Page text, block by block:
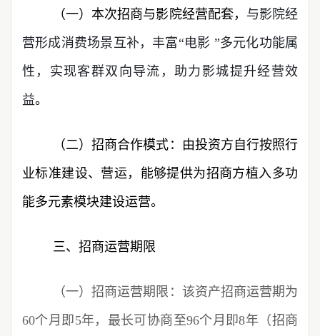
（一）本次招商与影院经营配套， 与影院经
营形成消费场景互补，丰富“电影 ”多元化功能属
性，实现客群双向导流，助力影城提升经营效
益。
（二）招商合作模式：由投资方自行按照行
业标准建设、营运，能够提供为招商方植入多功
能多元素模块建设运营。
三、招商运营期限
（一）招商运营期限：该资产招商运营期为
60个月即5年，最长可协商至96个月即8年（招商